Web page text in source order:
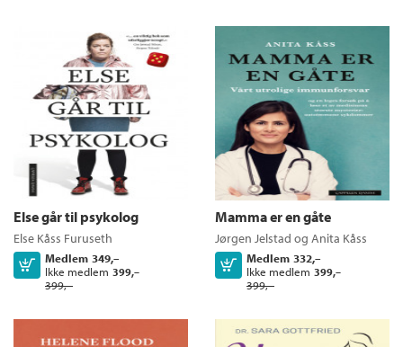
Else går til psykolog
Else Kåss Furuseth
Medlem 349,–
Ikke medlem 399,–
399,–
Kjøp
Mamma er en gåte
Jørgen Jelstad og Anita Kåss
Medlem 332,–
Ikke medlem 399,–
399,–
Kjøp